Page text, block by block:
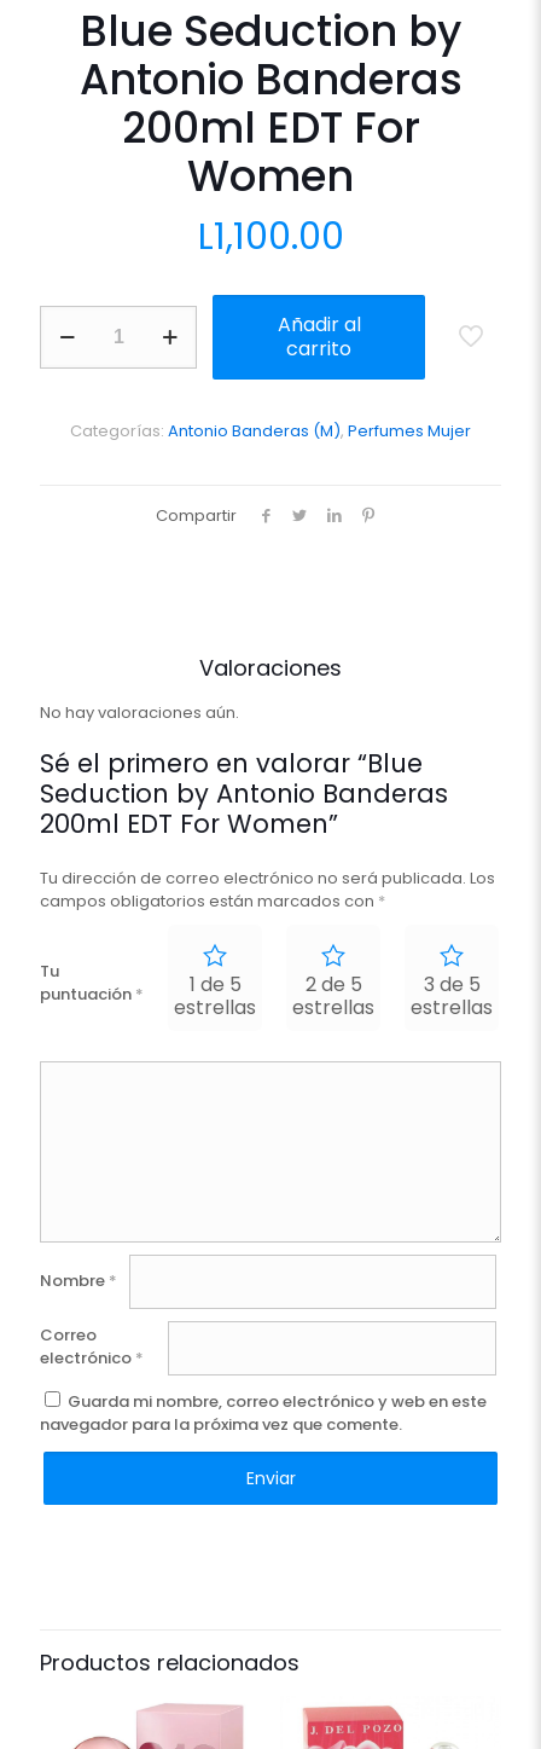
Blue Seduction by
Antonio Banderas
200ml EDT For
Women
L1,100.00
Seduction
by
200ml
Añadir al
carrito
Categorías: Antonio Banderas (M), Perfumes Mujer
Compartir
Valoraciones
No hay valoraciones aún.
Sé el primero en valorar “Blue
Seduction by Antonio Banderas
200ml EDT For Women”
Tu dirección de correo electrónico no será publicada. Los
campos obligatorios están marcados con *
Tu
puntuación *
1 de 5
estrellas
2 de 5
estrellas
3 de 5
estrellas
Nombre *
Correo
electrónico *
Guarda mi nombre, correo electrónico y web en este
navegador para la próxima vez que comente.
Productos relacionados